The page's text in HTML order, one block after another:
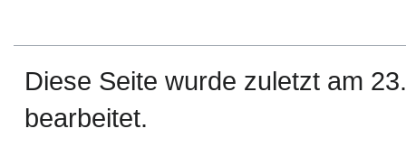
Diese Seite wurde zuletzt am
bearbeitet.